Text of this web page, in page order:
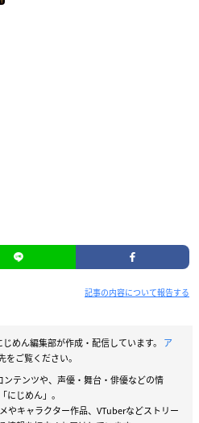
記事の内容について報告する
じめん編集部が作成・配信しています。 ア
をご覧ください。
テンツや、声優・舞台・俳優などの情
にじめん」。
やキャラクター作品、VTuberなどストリー